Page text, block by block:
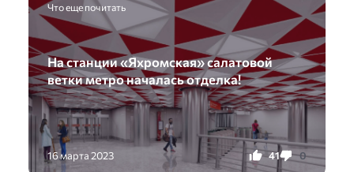
Что еще почитать
На станции «Яхромская» салатовой
ветки метро началась отделка!
16 марта 2023 41 0